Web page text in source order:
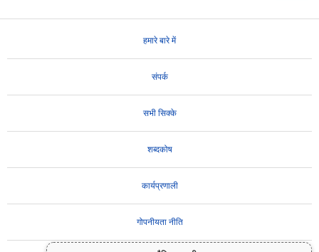
हमारे बारे में
संपर्क
सभी सिक्के
शब्दकोष
कार्यप्रणाली
गोपनीयता नीति